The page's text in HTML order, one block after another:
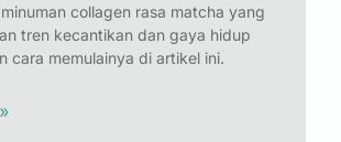
collagen rasa matcha yang
tren kecantikan dan gaya hidup
cara memulainya di artikel ini.